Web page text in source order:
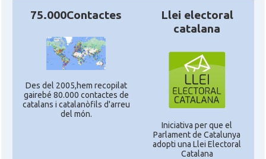
75.000Contactes
Des del 2005,hem recopilat
gairebé 80.000 contactes de
catalans i catalanòfils d'arreu
del món.
Llei electoral
catalana
Iniciativa per que el
Parlament de Catalunya
adopti una Llei Electoral
Catalana